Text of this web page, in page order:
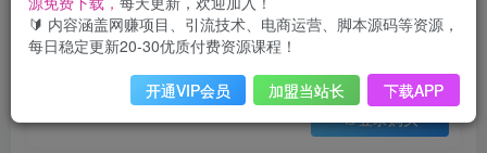
云币3 限时特惠
云币 99
年VIP免费 终身VIP会员免费
登录购买
🔰 内容涵盖网赚项目、引流技术、电商运营、脚本源码等资源，
每日稳定更新20-30优质付费资源课程！
开通VIP会员 加盟当站长 下载APP